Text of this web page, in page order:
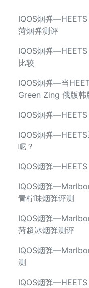
IQOS烟弹
菏烟弹测评
IQOS烟弹
比较
IQOS烟弹—当
Green Zing 俄版韩
IQOS烟弹
IQOS烟弹
呢？
IQOS烟弹
IQOS烟弹
青柠味烟弹评测
IQOS烟弹
菏超冰烟弹测评
IQOS烟弹
测
IQOS烟弹